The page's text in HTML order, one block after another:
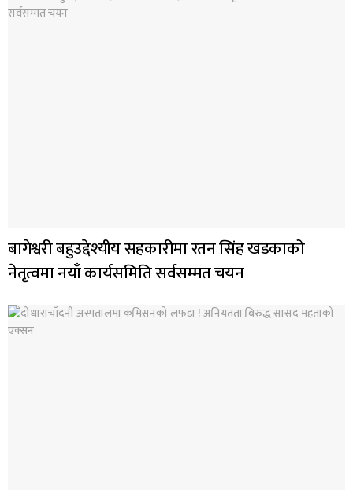
बागेश्वरी बहुउद्देश्यीय सहकारीमा रतन सिंह खडकाको
नेतृत्वमा नयाँ कार्यसमिति सर्वसम्मत चयन